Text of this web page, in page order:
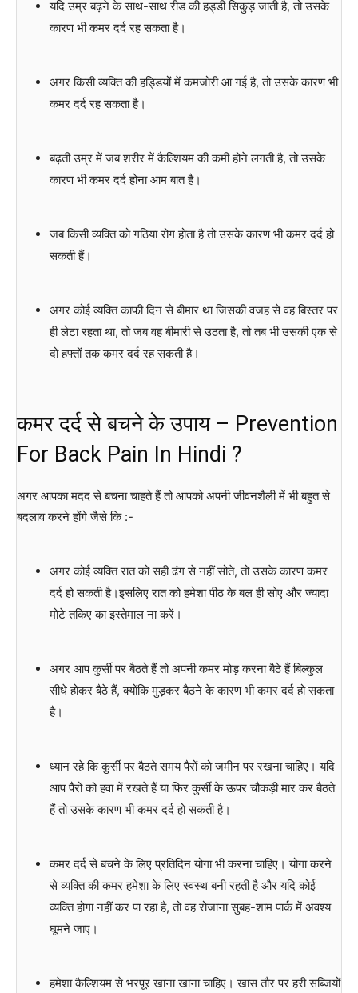
यदि उम्र बढ़ने के साथ-साथ रीड की हड्डी सिकुड़ जाती है, तो उसके
कारण भी कमर दर्द रह सकता है।
अगर किसी व्यक्ति की हड्डियों में कमजोरी आ गई है, तो उसके कारण भी
कमर दर्द रह सकता है।
बढ़ती उम्र में जब शरीर में कैल्शियम की कमी होने लगती है, तो उसके
कारण भी कमर दर्द होना आम बात है।
जब किसी व्यक्ति को गठिया रोग होता है तो उसके कारण भी कमर दर्द हो
सकती हैं।
अगर कोई व्यक्ति काफी दिन से बीमार था जिसकी वजह से वह बिस्तर पर
ही लेटा रहता था, तो जब वह बीमारी से उठता है, तो तब भी उसकी एक से
दो हफ्तों तक कमर दर्द रह सकती है।
कमर दर्द से बचने के उपाय – Prevention
For Back Pain In Hindi ?
अगर आपका मदद से बचना चाहते हैं तो आपको अपनी जीवनशैली में भी बहुत से
बदलाव करने होंगे जैसे कि :-
अगर कोई व्यक्ति रात को सही ढंग से नहीं सोते, तो उसके कारण कमर
दर्द हो सकती है।इसलिए रात को हमेशा पीठ के बल ही सोए और ज्यादा
मोटे तकिए का इस्तेमाल ना करें।
अगर आप कुर्सी पर बैठते हैं तो अपनी कमर मोड़ करना बैठे हैं बिल्कुल
सीधे होकर बैठे हैं, क्योंकि मुड़कर बैठने के कारण भी कमर दर्द हो सकता
है।
ध्यान रहे कि कुर्सी पर बैठते समय पैरों को जमीन पर रखना चाहिए। यदि
आप पैरों को हवा में रखते हैं या फिर कुर्सी के ऊपर चौकड़ी मार कर बैठते
हैं तो उसके कारण भी कमर दर्द हो सकती है।
कमर दर्द से बचने के लिए प्रतिदिन योगा भी करना चाहिए। योगा करने
से व्यक्ति की कमर हमेशा के लिए स्वस्थ बनी रहती है और यदि कोई
व्यक्ति होगा नहीं कर पा रहा है, तो वह रोजाना सुबह-शाम पार्क में अवश्य
घूमने जाए।
हमेशा कैल्शियम से भरपूर खाना खाना चाहिए। खास तौर पर हरी सब्जियों